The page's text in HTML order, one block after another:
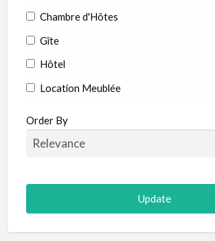
Chambre d'Hôtes
Gîte
Hôtel
Location Meublée
Order By